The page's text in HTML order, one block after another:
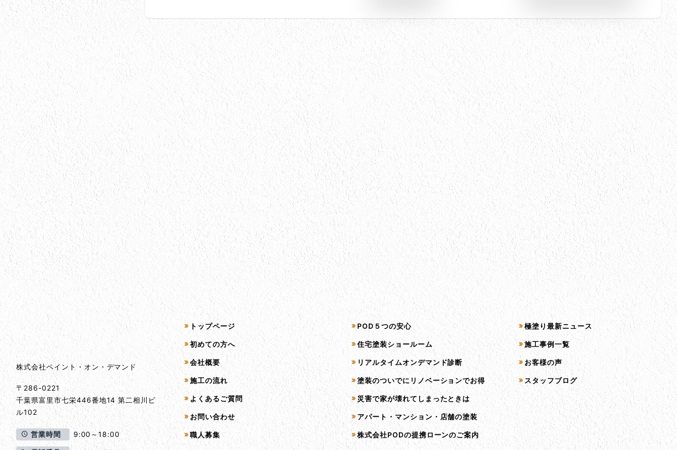
会社情報とサイトマップ
会社情報
株式会社ペイント・オン・デマンド
〒286-0221
千葉県富里市七栄446番地14 第二相川ビ
ル102
営業時間 9:00～18:00
サイトマップ
トップページ
初めての方へ
会社概要
施工の流れ
よくあるご質問
お問い合わせ
職人募集
サービス一覧
POD５つの安心
住宅塗装ショールーム
リアルタイムオンデマンド診断
塗装のついでにリノベーションでお得
災害で家が壊れてしまったときは
アパート・マンション・店舗の塗装
株式会社PODの提携ローンのご案内
コンテンツ一覧
極塗り最新ニュース
施工事例一覧
お客様の声
スタッフブログ